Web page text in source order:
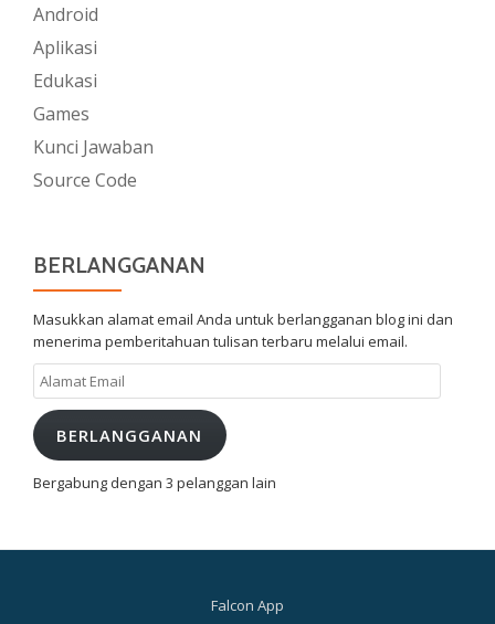
Android
Aplikasi
Edukasi
Games
Kunci Jawaban
Source Code
BERLANGGANAN
Masukkan alamat email Anda untuk berlangganan blog ini dan
menerima pemberitahuan tulisan terbaru melalui email.
Alamat
Email
BERLANGGANAN
Bergabung dengan 3 pelanggan lain
Falcon App